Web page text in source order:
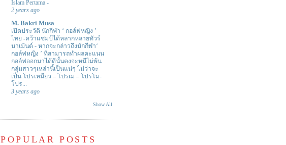
Islam Pertama -
2 years ago
M. Bakri Musa
เปิดประวัติ นักกีฬา ‘ กอล์ฟหญิง ’
ไทย -คว้าแชมป์ได้หลากหลายทัวร์
นาเม้นต์ - หากจะกล่าวถึงนักกีฬา‘
กอล์ฟหญิง ’ ที่สามารถทำผลคะแนน
กอล์ฟออกมาได้ดีนั้นคงจะหนีไม่พ้น
กลุ่มสาวๆเหล่านี้เป็นแน่ๆ ไม่ว่าจะ
เป็น โปรเหมียว – โปรเม – โปรโม-
โปร...
3 years ago
Show All
POPULAR POSTS